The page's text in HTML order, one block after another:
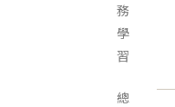
務
學
習
總